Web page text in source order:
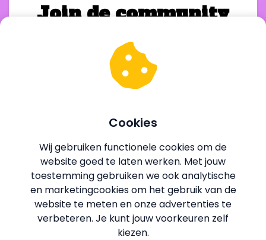
Join de community
Voel je zelfverzekerd en maak
echte connecties
Sluit je aan bij 650+ vrouwen die
samen bouwen aan balans, kracht
Link naar de Groep
Cookies
Wij gebruiken functionele cookies om de
website goed te laten werken. Met jouw
toestemming gebruiken we ook analytische
en marketingcookies om het gebruik van de
website te meten en onze advertenties te
verbeteren. Je kunt jouw voorkeuren zelf
kiezen.